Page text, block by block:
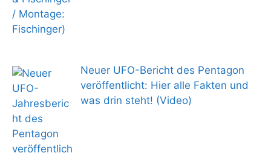
Neuer UFO-Bericht des Pentagon
veröffentlicht: Hier alle Fakten und
was drin steht! (Video)